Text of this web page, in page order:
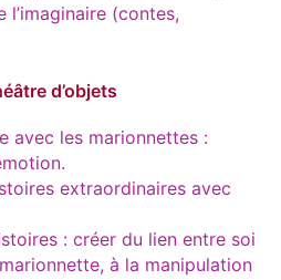
l’imaginaire (contes,
d’objets
avec les marionnettes :
extraordinaires avec
: créer du lien entre soi
à la manipulation